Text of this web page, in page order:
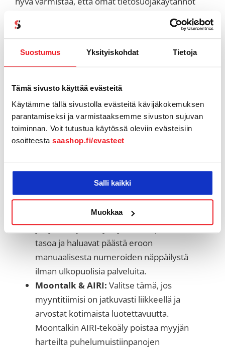
Suostumus Yksityiskohdat Tietoja
Tämä sivusto käyttää evästeitä
Käytämme tällä sivustolla evästeitä kävijäkokemuksen
parantamiseksi ja varmistaaksemme sivuston sujuvan
toiminnan. Voit tutustua käytössä oleviin evästeisiin
osoitteesta saashop.fi/evasteet
Salli kaikki
Muokkaa
ovat ajan tasalla ja että mahdolliset tallennukset
on huomioitu esimerkiksi tietosuojaselosteessa.
Yhteenveto: Minkä
soittotyökalun valitsen?
Oikean soittotyökalun valinta kiteytyy lopulta
siihen, miten ja missä myyntitiimisi työskentelee.
Kaikki kolme ratkaisua tehostavat Pipedriven
käyttöä, mutta eri näkökulmista:
Pipedrive Caller:Valitse tämä, kun tiimisi
on pieni ja tarvitset kustannustehokkaan
perusratkaisun puheluiden kirjaamiseen
suoraan CRM:ään. Se on erinomainen startti
yrityksille, jotka hyödyntävät Pipedriven Lite-
tasoa ja haluavat päästä eroon
manuaalisesta numeroiden näppäilystä
ilman ulkopuolisia palveluita.
Moontalk & AIRI: Valitse tämä, jos
myyntitiimisi on jatkuvasti liikkeellä ja
arvostat kotimaista luotettavuutta.
Moontalkin AIRI-tekoäly poistaa myyjän
harteilta puhelumuistiinpanojen